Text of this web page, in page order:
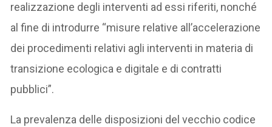
realizzazione degli interventi ad essi riferiti, nonché
al fine di introdurre “misure relative all’accelerazione
dei procedimenti relativi agli interventi in materia di
transizione ecologica e digitale e di contratti
pubblici”.
La prevalenza delle disposizioni del vecchio codice